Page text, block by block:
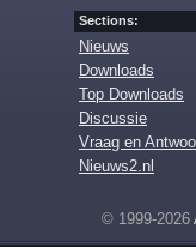
Sections:
Nieuws
Downloads
Top Downloads
Discussie
Vraag en
Nieuws2.nl
© 1999-2026